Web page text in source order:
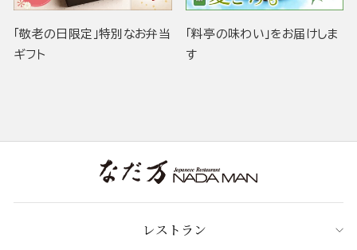
「敬老の日限定」特別なお弁当
ギフト
「料亭の味わい」をお届けしま
す
レストラン